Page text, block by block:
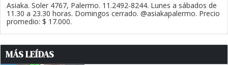
Asiaka. Soler 4767, Palermo. 11.2492-8244. Lunes a sábados de
11.30 a 23.30 horas. Domingos cerrado. @asiakapalermo. Precio
promedio: $ 17.000.
MÁS LEÍDAS